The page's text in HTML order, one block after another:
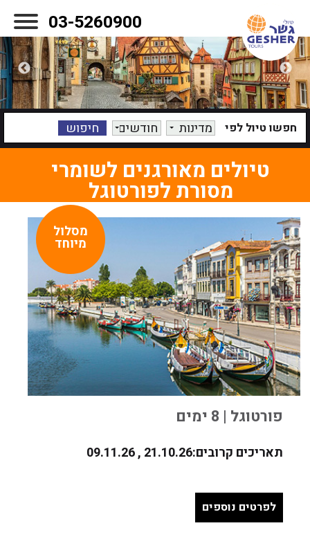
03-5260900
חפשו טיול לפי מדינות חודשים
טיולים מאורגנים לשומרי
מסורת לפורטוגל
מסלול
מיוחד
פורטוגל | 8 ימים
תאריכים קרובים:21.10.26 , 09.11.26
לפרטים נוספים